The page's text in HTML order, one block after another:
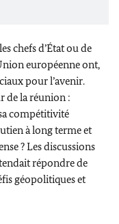
chefs d’État ou de
européenne ont,
pour l’avenir.
de la réunion :
compétitivité
à long terme et
? Les discussions
répondre de
géopolitiques et